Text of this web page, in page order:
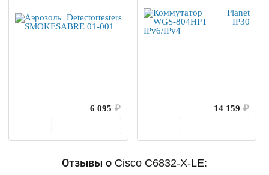
6 095 ₽
14 159 ₽
Отзывы о Cisco C6832-X-LE: